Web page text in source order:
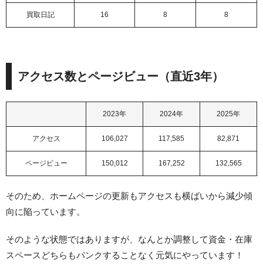
買取日記 16 8 8
アクセス数とページビュー（直近3年）
2023年 2024年 2025年
アクセス 106,027 117,585 82,871
ページビュー 150,012 167,252 132,565
そのため、ホームページの更新もアクセスも横ばいから減少傾
向に陥っています。
そのような状態ではありますが、なんとか調整して資金・在庫
スペースどちらもパンクすることなく元気にやっています！